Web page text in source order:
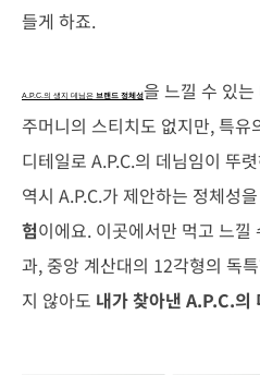
들게 하죠.
A.P.C.의 생지 데님은 브랜드 정체성을 느낄 수 있
주머니의 스티치도 없지만, 특유
디테일로 A.P.C.의 데님임이 뚜
역시 A.P.C.가 제안하는 정체성
험이에요. 이곳에서만 먹고 느낄
과, 중앙 계산대의 12각형의 독
지 않아도 내가 찾아낸 A.P.C.의